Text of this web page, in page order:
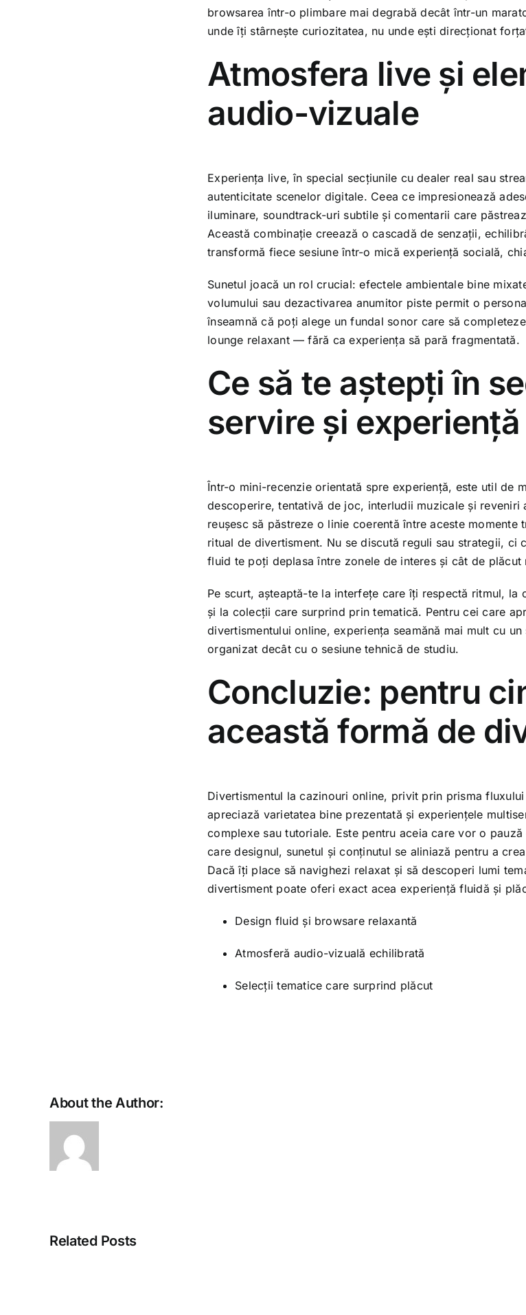
browsarea într-o plimbare mai degrabă decât într-un
unde îți stârnește curiozitatea, nu unde ești direcționat
Atmosfera live și
audio-vizuale
Experiența live, în special secțiunile cu dealer real sau
autenticitate scenelor digitale. Ceea ce impresionează
iluminare, soundtrack-uri subtile și comentarii care
Această combinație creează o cascadă de senzații,
transformă fiece sesiune într-o mică experiență socială,
Sunetul joacă un rol crucial: efectele ambientale bine
volumului sau dezactivarea anumitor piste permit o
înseamnă că poți alege un fundal sonor care să
lounge relaxant — fără ca experiența să pară fragmentată.
Ce să te aștepți în
servire și
Într-o mini-recenzie orientată spre experiență, este util de
descoperire, tentativă de joc, interludii muzicale și reveniri
reușesc să păstreze o linie coerentă între aceste
ritual de divertisment. Nu se discută reguli sau strategii,
fluid te poți deplasa între zonele de interes și cât de plăcut
Pe scurt, așteaptă-te la interfețe care îți respectă ritmul,
și la colecții care surprind prin tematică. Pentru cei care
divertismentului online, experiența seamănă mai mult cu
organizat decât cu o sesiune tehnică de studiu.
Concluzie: pentru
această formă de
Divertismentul la cazinouri online, privit prin prisma
apreciază varietatea bine prezentată și experiențele
complexe sau tutoriale. Este pentru aceia care vor o
care designul, sunetul și conținutul se aliniază pentru a
Dacă îți place să navighezi relaxat și să descoperi lumi
divertisment poate oferi exact acea experiență fluidă și
Design fluid și browsare relaxantă
Atmosferă audio-vizuală echilibrată
Selecții tematice care surprind plăcut
About the Author:
Related Posts